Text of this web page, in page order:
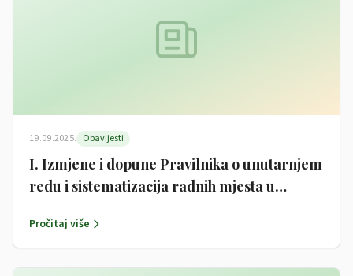
19.09.2025. Obavijesti
I. Izmjene i dopune Pravilnika o unutarnjem
redu i sistematizacija radnih mjesta u
Garčin
Pročitaj više